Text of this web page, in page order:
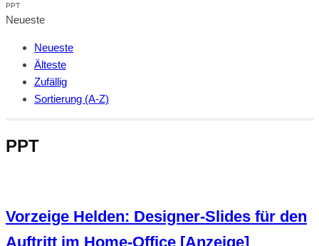
PPT
Neueste
Neueste
Älteste
Zufällig
Sortierung (A-Z)
PPT
Vorzeige Helden: Designer-Slides für den
Auftritt im Home-Office [Anzeige]